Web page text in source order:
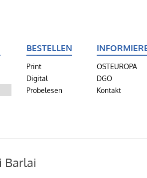
BESTELLEN
Print
Digital
Probelesen
OSTEUROPA
DGO
Kontakt
Barlai